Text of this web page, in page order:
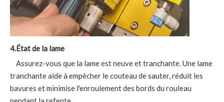
4.État de la lame
Assurez-vous que la lame est neuve et tranchante. Une lame
tranchante aide à empêcher le couteau de sauter, réduit les
bavures et minimise l'enroulement des bords du rouleau